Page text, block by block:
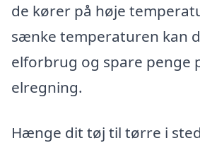
de kører på høje
sænke temperaturen kan
elforbrug og spare penge
elregning.
Hænge dit tøj til tørre i